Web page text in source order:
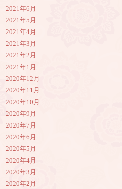
2021年6月
2021年5月
2021年4月
2021年3月
2021年2月
2021年1月
2020年12月
2020年11月
2020年10月
2020年9月
2020年7月
2020年6月
2020年5月
2020年4月
2020年3月
2020年2月